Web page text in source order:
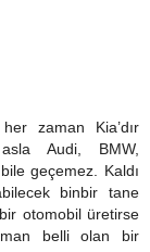
zaman Kia’dır
Audi, BMW,
geçemez. Kaldı
binbir tane
otomobil üretirse
belli olan bir